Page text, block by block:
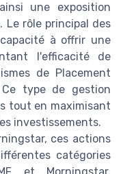
une exposition
Le rôle principal des
à offrir une
l'efficacité de
de Placement
Ce type de gestion
tout en maximisant
investissements.
ces actions
catégories